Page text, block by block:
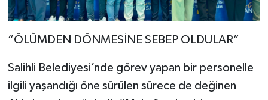
“ÖLÜMDEN DÖNMESİNE SEBEP OLDULAR”
Salihli Belediyesi’nde görev yapan bir personelle
ilgili yaşandığı öne sürülen sürece de değinen